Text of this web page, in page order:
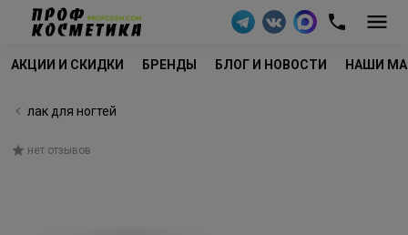
АКЦИИ И СКИДКИ БРЕНДЫ БЛОГ И НОВОСТИ НАШИ
лак для ногтей
нет отзывов